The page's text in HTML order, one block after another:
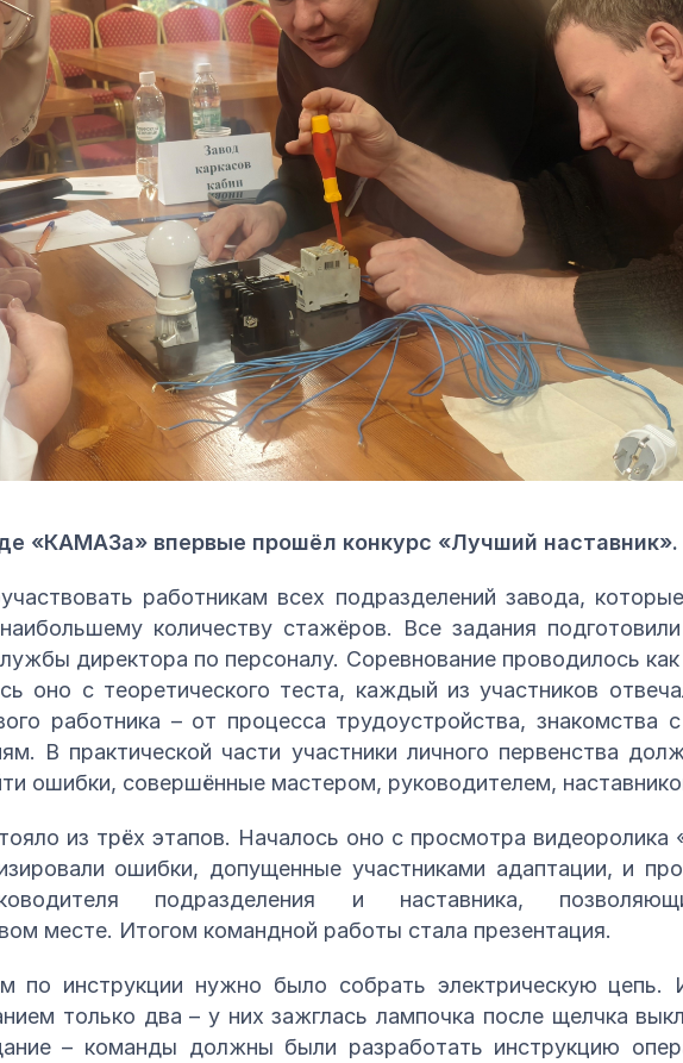
«КАМАЗа» впервые прошёл конкурс «Лучший наставник».
работникам всех подразделений завода,
количеству стажёров. Все задания
директора по персоналу. Соревнование проводилось
оно с теоретического теста, каждый из участников
работника – от процесса трудоустройства, знакомства
В практической части участники личного первенства
ошибки, совершённые мастером, руководителем,
из трёх этапов. Началось оно с просмотра видеоролика
ошибки, допущенные участниками адаптации, и
подразделения и наставника,
месте. Итогом командной работы стала презентация.
по инструкции нужно было собрать электрическую цепь.
только два – у них зажглась лампочка после щелчка
– команды должны были разработать инструкцию